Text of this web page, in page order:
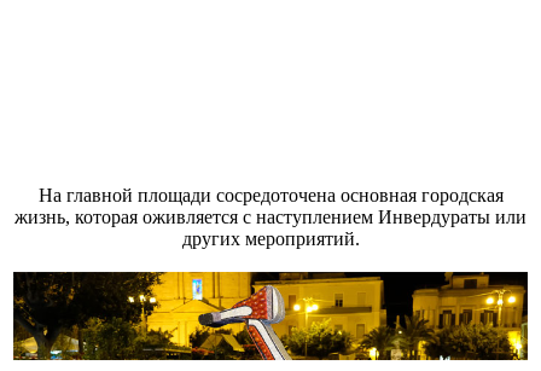
На главной площади сосредоточена основная городская
жизнь, которая оживляется с наступлением Инвердураты или
других мероприятий.